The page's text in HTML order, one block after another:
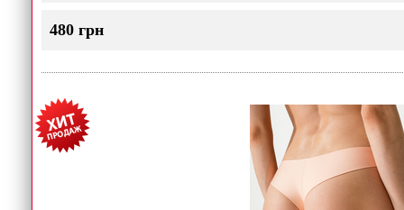
480 грн